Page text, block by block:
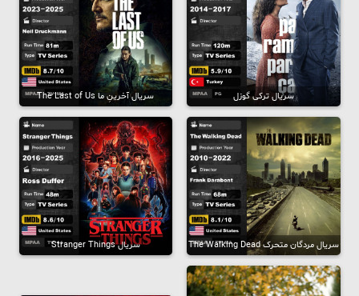
سریال ترکی گوزل سریال آخرینِ ما The Last of Us
سریال مردگان متحرک The Walking Dead سریال Stranger Things